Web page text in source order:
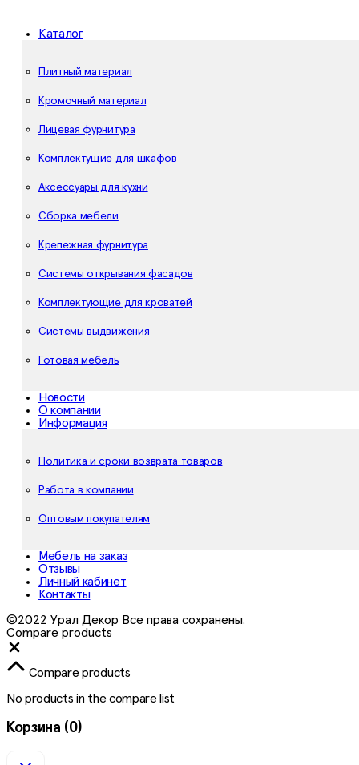
Каталог
Плитный материал
Кромочный материал
Лицевая фурнитура
Комплектущие для шкафов
Аксессуары для кухни
Сборка мебели
Крепежная фурнитура
Системы открывания фасадов
Комплектующие для кроватей
Системы выдвижения
Готовая мебель
Новости
О компании
Информация
Политика и сроки возврата товаров
Работа в компании
Оптовым покупателям
Мебель на заказ
Отзывы
Личный кабинет
Контакты
©2022 Урал Декор Все права сохранены.
Compare products
Compare products
No products in the compare list
Корзина (0)